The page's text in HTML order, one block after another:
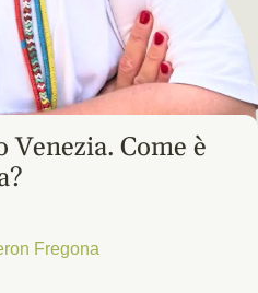
Venezia. Come è
Fregona